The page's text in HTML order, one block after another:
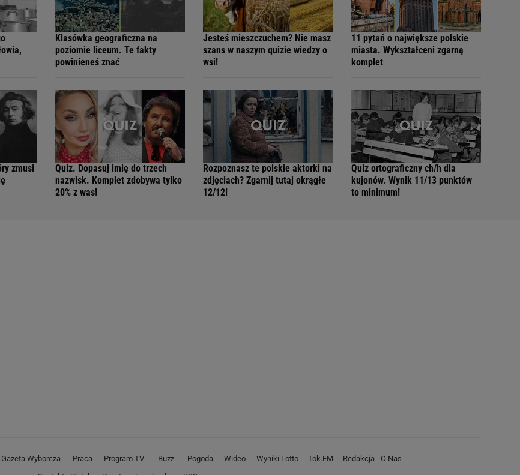
Klasówka geograficzna na
poziomie liceum. Te fakty
powinieneś znać
Jesteś mieszczuchem? Nie masz
szans w naszym quizie wiedzy o
wsi!
11 pytań o największe polskie
miasta. Wykształceni zgarną
komplet
zmusi
Quiz. Dopasuj imię do trzech
nazwisk. Komplet zdobywa tylko
20% z was!
Rozpoznasz te polskie aktorki na
zdjęciach? Zgarnij tutaj okrągłe
12/12!
Quiz ortograficzny ch/h dla
kujonów. Wynik 11/13 punktów
to minimum!
Gazeta Wyborcza Praca Program TV Buzz Pogoda Wideo Wyniki Lotto Tok.FM
Redakcja - O Nas